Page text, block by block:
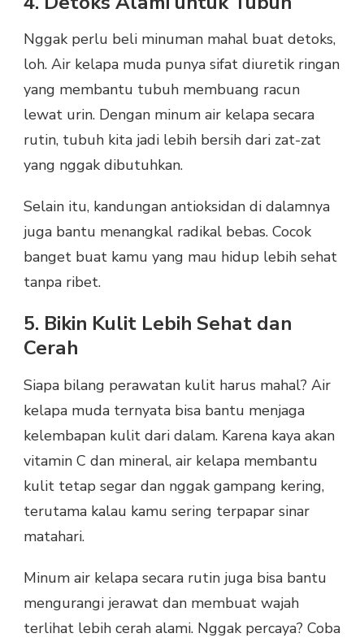
Nggak perlu beli minuman mahal buat detoks,
loh. Air kelapa muda punya sifat diuretik ringan
yang membantu tubuh membuang racun
lewat urin. Dengan minum air kelapa secara
rutin, tubuh kita jadi lebih bersih dari zat-zat
yang nggak dibutuhkan.
Selain itu, kandungan antioksidan di dalamnya
juga bantu menangkal radikal bebas. Cocok
banget buat kamu yang mau hidup lebih sehat
tanpa ribet.
5. Bikin Kulit Lebih Sehat dan
Cerah
Siapa bilang perawatan kulit harus mahal? Air
kelapa muda ternyata bisa bantu menjaga
kelembapan kulit dari dalam. Karena kaya akan
vitamin C dan mineral, air kelapa membantu
kulit tetap segar dan nggak gampang kering,
terutama kalau kamu sering terpapar sinar
matahari.
Minum air kelapa secara rutin juga bisa bantu
mengurangi jerawat dan membuat wajah
terlihat lebih cerah alami. Nggak percaya? Coba